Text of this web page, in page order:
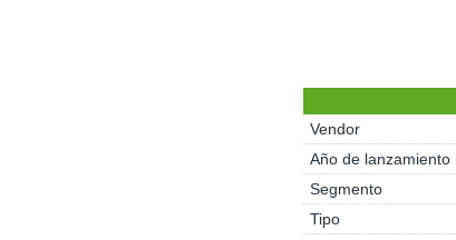
Vendor
Año de lanzamiento
Segmento
Tipo